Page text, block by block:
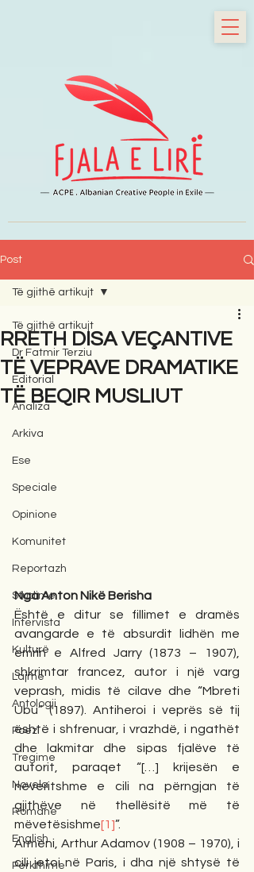
Post
Të gjithë artikujt
Dr Fatmir Terziu
Editorial
Analiza
Arkiva
Ese
Speciale
Opinione
Komunitet
Reportazh
Studime
Intervista
Kulturë
Lajme
Antologji
Poezi
Tregime
Novela
Romane
English
Përkthime
Të gjithë artikujt
RRETH DISA VEÇANTIVE
TË VEPRAVE DRAMATIKE
TË BEQIR MUSLIUT
Nga Anton Nikë Berisha
Është e ditur se fillimet e dramës
avangarde e të absurdit lidhën me
emrin e Alfred Jarry (1873 – 1907),
shkrimtar francez, autor i një varg
veprash, midis të cilave dhe “Mbreti
Ubu” (1897). Antiheroi i veprës së tij
është i shfrenuar, i vrazhdë, i ngathët
dhe lakmitar dhe sipas fjalëve të
autorit, paraqet “[…] krijesën e
neveritshme e cili na përngjan të
gjithëve në thellësitë më të
mëvetësishme[1]”.
Armeni, Arthur Adamov (1908 – 1970), i
cili jetoi në Paris, i dha një shtysë të